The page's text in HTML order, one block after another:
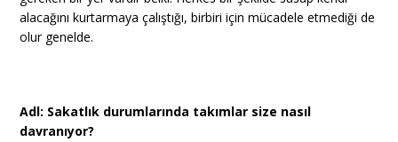
alacağını kurtarmaya çalıştığı, birbiri için mücadele etmediği de
olur genelde.
Adl: Sakatlık durumlarında takımlar size nasıl
davranıyor?